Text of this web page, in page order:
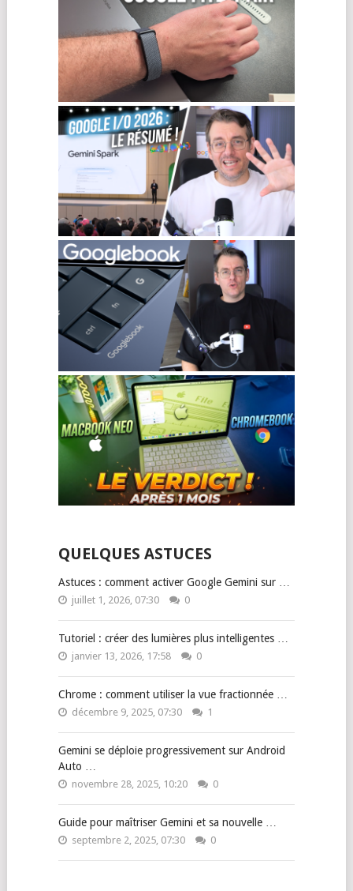
QUELQUES ASTUCES
Astuces : comment activer Google Gemini sur …
juillet 1, 2026, 07:30 0
Tutoriel : créer des lumières plus intelligentes …
janvier 13, 2026, 17:58 0
Chrome : comment utiliser la vue fractionnée …
décembre 9, 2025, 07:30 1
Gemini se déploie progressivement sur Android
Auto …
novembre 28, 2025, 10:20 0
Guide pour maîtriser Gemini et sa nouvelle …
septembre 2, 2025, 07:30 0